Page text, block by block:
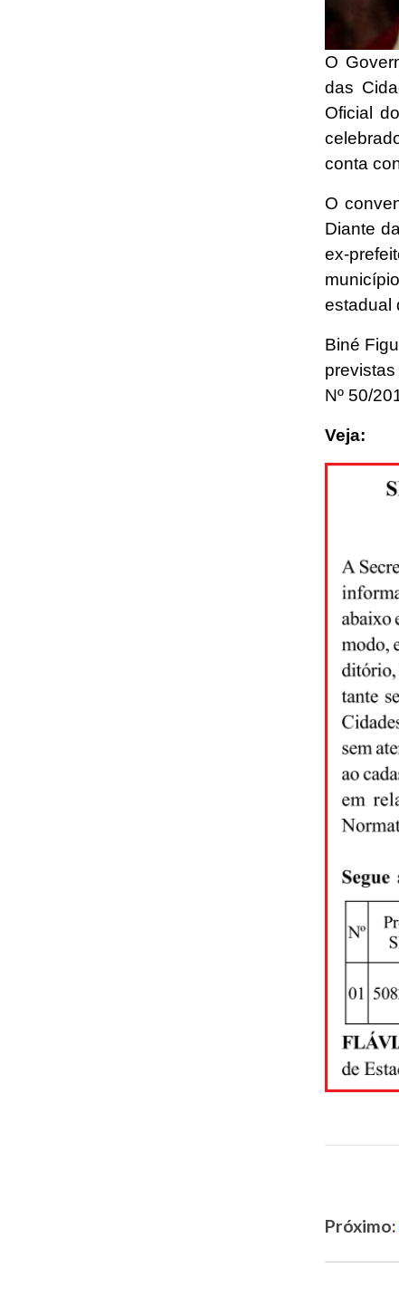
O
das
Oficial
conta
O
Diante
ex-
estadual
Biné
Nº 50/
Veja:
Próximo: